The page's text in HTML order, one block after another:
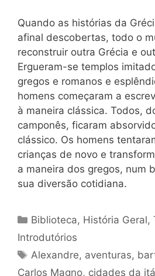
Quando as histórias da
afinal descobertas, todo o
reconstruir outra Grécia e
Ergueram-se templos
gregos e romanos e
homens começaram a
à maneira clássica. Todos,
camponês, ficaram
clássico. Os homens
crianças de novo e
a maneira dos gregos, num
sua diversão cotidiana.
Categorias
Biblioteca, História Geral,
Introdutórios
Tags
Alexandre, aventuras,
Carlos Magno, cidades da